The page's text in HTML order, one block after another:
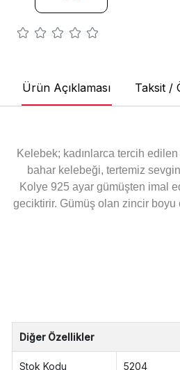
Ürün Açıklaması Taksit /
Kelebek; kadınlarca tercih
bahar kelebeği, tertemiz
Kolye 925 ayar gümüşten imal
geciktirir. Gümüş olan zincir
Diğer Özellikler
Stok Kodu 5204